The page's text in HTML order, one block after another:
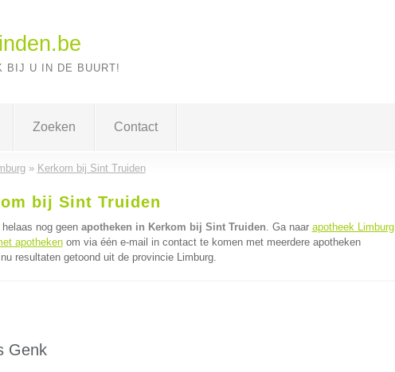
BIJ U IN DE BUURT!
Zoeken Contact
» Kerkom bij Sint Truiden
bij Sint Truiden
nog geen apotheken in Kerkom bij Sint Truiden. Ga naar apotheek Limburg
apothekenom via één e-mail in contact te komen met meerdere apotheken
resultaten getoond uit de provincie Limburg.
Genk